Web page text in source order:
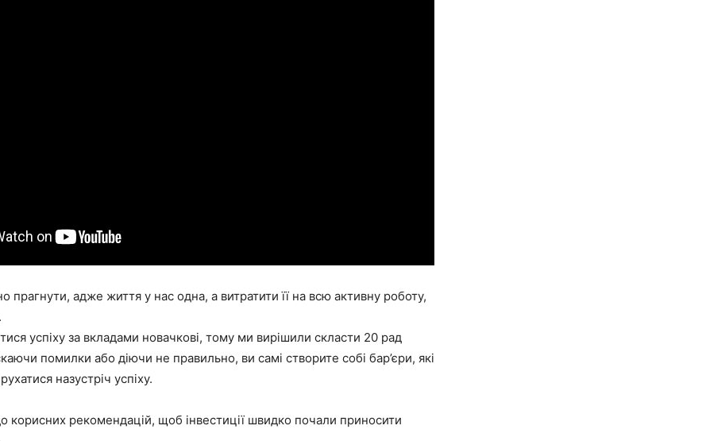
прагнути, адже життя у нас одна, а витратити її на всю активну роботу,
успіху за вкладами новачкові, тому ми вирішили скласти 20 рад
помилки або діючи не правильно, ви самі створите собі бар’єри, які
назустріч успіху.
корисних рекомендацій, щоб інвестиції швидко почали приносити